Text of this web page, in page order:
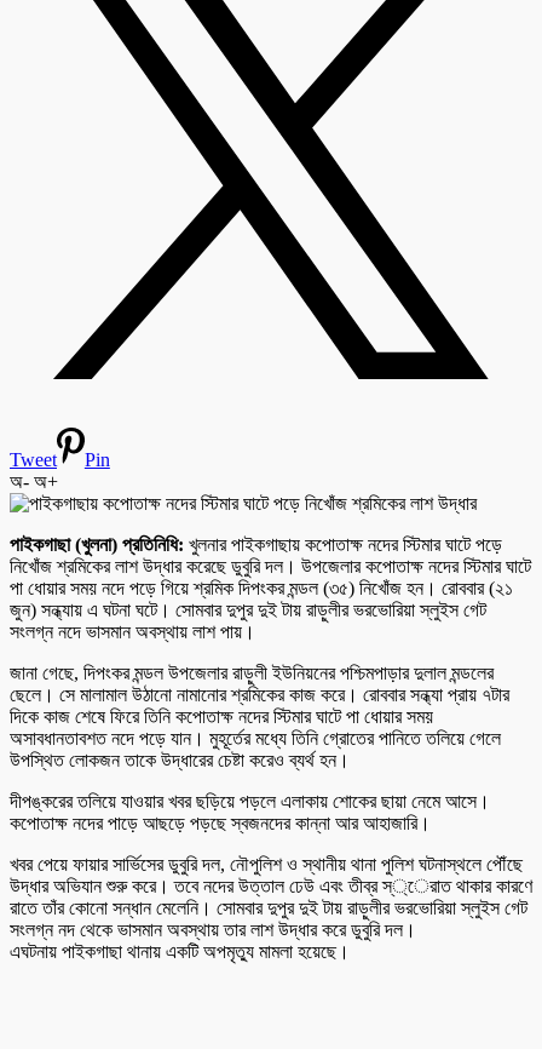
Tweet
Pin
অ- অ+
পাইকগাছা (খুলনা) প্রতিনিধি: খুলনার পাইকগাছায় কপোতাক্ষ নদের স্টিমার ঘাটে পড়ে
নিখোঁজ শ্রমিকের লাশ উদ্ধার করেছে ডুবুরি দল। উপজেলার কপোতাক্ষ নদের স্টিমার ঘাটে
পা ধোয়ার সময় নদে পড়ে গিয়ে শ্রমিক দিপংকর মন্ডল (৩৫) নিখোঁজ হন। রোববার (২১
জুন) সন্ধ্যায় এ ঘটনা ঘটে। সোমবার দুপুর দুই টায় রাড়ুলীর ভরভোরিয়া স্লুইস গেট
সংলগ্ন নদে ভাসমান অবস্থায় লাশ পায়।
জানা গেছে, দিপংকর মন্ডল উপজেলার রাড়ুলী ইউনিয়নের পশ্চিমপাড়ার দুলাল মন্ডলের
ছেলে। সে মালামাল উঠানো নামানোর শ্রমিকের কাজ করে। রোববার সন্ধ্যা প্রায় ৭টার
দিকে কাজ শেষে ফিরে তিনি কপোতাক্ষ নদের স্টিমার ঘাটে পা ধোয়ার সময়
অসাবধানতাবশত নদে পড়ে যান। মুহূর্তের মধ্যে তিনি গ্রোতের পানিতে তলিয়ে গেলে
উপস্থিত লোকজন তাকে উদ্ধারের চেষ্টা করেও ব্যর্থ হন।
দীপঙ্করের তলিয়ে যাওয়ার খবর ছড়িয়ে পড়লে এলাকায় শোকের ছায়া নেমে আসে।
কপোতাক্ষ নদের পাড়ে আছড়ে পড়ছে স্বজনদের কান্না আর আহাজারি।
খবর পেয়ে ফায়ার সার্ভিসের ডুবুরি দল, নৌপুলিশ ও স্থানীয় থানা পুলিশ ঘটনাস্থলে পৌঁছে
উদ্ধার অভিযান শুরু করে। তবে নদের উত্তাল ঢেউ এবং তীব্র স্্েরাত থাকার কারণে
রাতে তাঁর কোনো সন্ধান মেলেনি। সোমবার দুপুর দুই টায় রাড়ুলীর ভরভোরিয়া স্লুইস গেট
সংলগ্ন নদ থেকে ভাসমান অবস্থায় তার লাশ উদ্ধার করে ডুবুরি দল।
এঘটনায় পাইকগাছা থানায় একটি অপমৃত্যু মামলা হয়েছে।